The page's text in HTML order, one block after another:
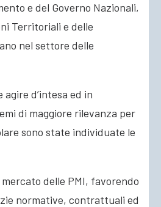
e del Governo Nazionali,
Territoriali e delle
nel settore delle
d’intesa ed in
di maggiore rilevanza per
sono state individuate le
delle PMI, favorendo
normative, contrattuali ed